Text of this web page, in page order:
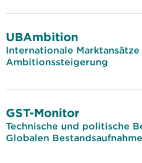
UBAmbition
Internationale
Ambitionssteigerung
GST-Monitor
Technische und politische
Globalen Bestandsaufnahme